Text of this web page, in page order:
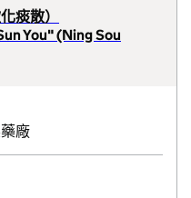
痰散）
You" (Ning Sou
廠